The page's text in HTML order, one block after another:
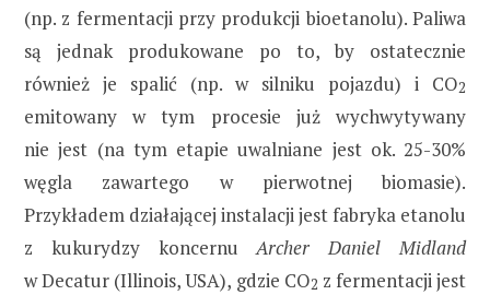
(np. z fermentacji przy produkcji bioetanolu). Paliwa
są jednak produkowane po to, by ostatecznie
również je spalić (np. w silniku pojazdu) i CO2
emitowany w tym procesie już wychwytywany
nie jest (na tym etapie uwalniane jest ok. 25-30%
węgla zawartego w pierwotnej biomasie).
Przykładem działającej instalacji jest fabryka etanolu
z kukurydzy koncernuArcher Daniel Midland
w Decatur (Illinois, USA), gdzie CO2 z fermentacji jest